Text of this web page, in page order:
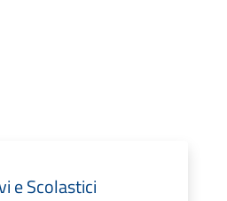
e Scolastici